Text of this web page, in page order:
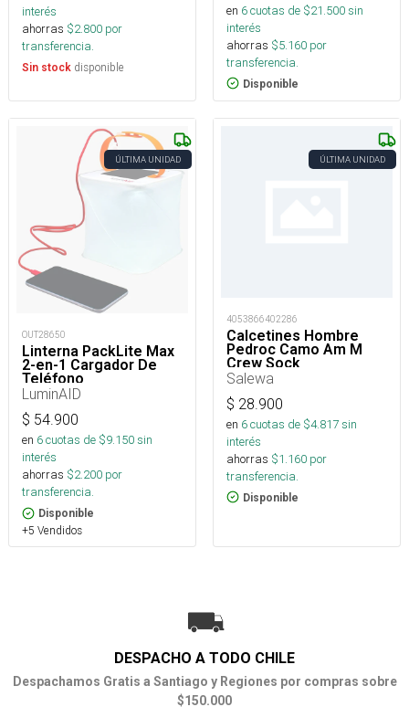
interés
ahorras $2.800 por
transferencia.
Sin stock disponible
en 6cuotas de $21.500sin
interés
ahorras $5.160 por
transferencia.
Disponible
ÚLTIMA UNIDAD
OUT28650
Linterna PackLite Max
2-en-1 Cargador De
Teléfono
LuminAID
$ 54.900
en 6cuotas de $9.150sin
interés
ahorras $2.200 por
transferencia.
Disponible
+5 Vendidos
ÚLTIMA UNIDAD
4053866402286
Calcetines Hombre
Pedroc Camo Am M
Crew Sock
Salewa
$ 28.900
en 6cuotas de $4.817sin
interés
ahorras $1.160 por
transferencia.
Disponible
DESPACHO A TODO CHILE
Despachamos Gratis a Santiago y Regiones por compras sobre
$150.000